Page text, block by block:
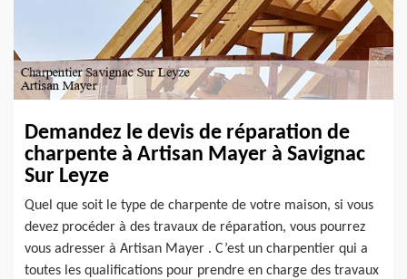
Demandez le devis de réparation de
charpente à Artisan Mayer à Savignac
Sur Leyze
Quel que soit le type de charpente de votre maison, si vous
devez procéder à des travaux de réparation, vous pourrez
vous adresser à Artisan Mayer . C’est un charpentier qui a
toutes les qualifications pour prendre en charge des travaux